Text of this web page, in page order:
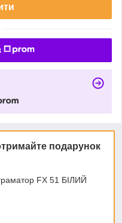
подарунок
FX 51 БІЛИЙ